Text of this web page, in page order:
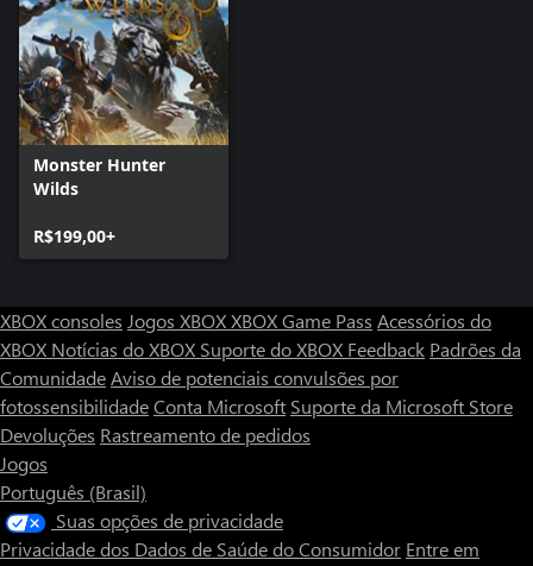
Monster Hunter
Wilds
R$199,00+
XBOX consoles Jogos XBOXXBOX Game Pass Acessórios do
XBOX Notícias do XBOX Suporte do XBOX Feedback Padrões da
ComunidadeAviso de potenciais convulsões por
fotossensibilidadeConta Microsoft Suporte da Microsoft Store
Devoluções Rastreamento de pedidos
Jogos
Português (Brasil)
Suas opções de privacidade
Privacidade dos Dados de Saúde do Consumidor Entre em